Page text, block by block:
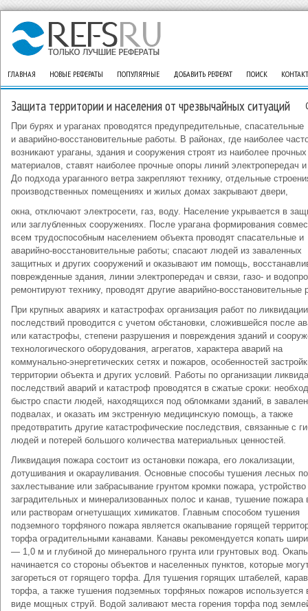
ГЛАВНАЯ НОВЫЕ РЕФЕРАТЫ ПОПУЛЯРНЫЕ ДОБАВИТЬ РЕФЕРАТ ПОИСК
Защита территории и населения от чрезвычайных ситуаций
При бурях и ураганах проводятся предупредительные, спасательные
и аварийно-восстановительные работы. В районах, где наиболее
возникают ураганы, здания и сооружения строят из наиболее прочных
материалов, ставят наиболее прочные опоры линий электропередач
До подхода ураганного ветра закрепляют технику, отдельные
производственных помещениях и жилых домах закрывают двери,
окна, отключают электросети, газ, воду. Население укрывается в
или заглубленных сооружениях. После урагана формирования
всем трудоспособным населением объекта проводят спасательные и
аварийно-восстановительные работы; спасают людей из заваленных
защитных и других сооружений и оказывают им помощь,
поврежденные здания, линии электропередач и связи, газо- и
ремонтируют технику, проводят другие аварийно-восстановительные
При крупных авариях и катастрофах организация работ по ликвидации
последствий проводится с учетом обстановки, сложившейся после
или катастрофы, степени разрушения и повреждения зданий и
технологического оборудования, агрегатов, характера аварий на
коммунально-энергетических сетях и пожаров, особенностей
территории объекта и других условий. Работы по организации
последствий аварий и катастроф проводятся в сжатые сроки:
быстро спасти людей, находящихся под обломками зданий, в
подвалах, и оказать им экстренную медицинскую помощь, а также
предотвратить другие катастрофические последствия, связанные с
людей и потерей большого количества материальных ценностей.
Ликвидация пожара состоит из остановки пожара, его локализации,
дотушивания и окарауливания. Основные способы тушения лесных
захлестывание или забрасывание грунтом кромки пожара, устройство
заградительных и минерализованных полос и канав, тушение пожара
или растворам огнетушащих химикатов. Главным способом тушения
подземного торфяного пожара является окапывание горящей
торфа оградительными канавами. Канавы рекомендуется копать
— 1,0 м и глубиной до минерального грунта или грунтовых вод.
начинается со стороны объектов и населенных пунктов, которые
загореться от горящего торфа. Для тушения горящих штабелей,
торфа, а также тушения подземных торфяных пожаров используется
виде мощных струй. Водой заливают места горения торфа под